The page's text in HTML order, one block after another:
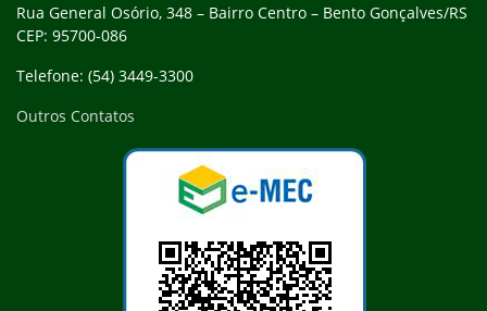
Rua General Osório, 348 – Bairro Centro – Bento Gonçalves/RS
CEP: 95700-086
Telefone: (54) 3449-3300
Outros Contatos